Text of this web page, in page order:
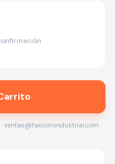
· ventas@farcomindustrial.com